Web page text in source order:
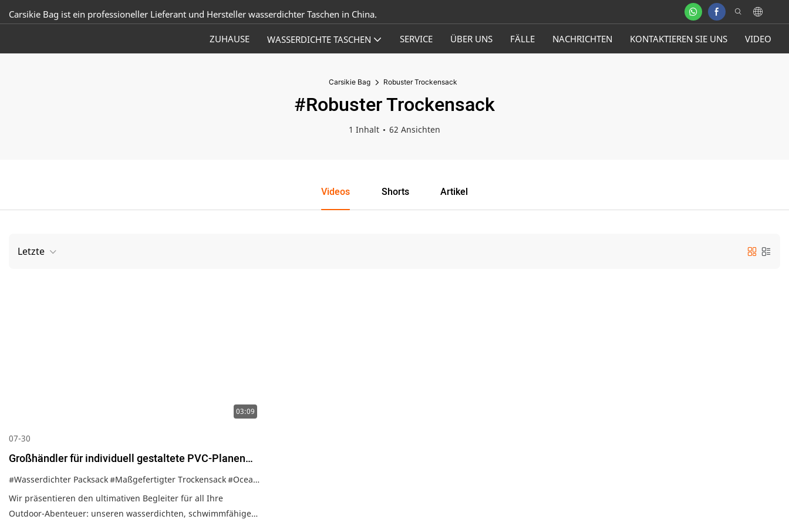
Carsikie Bag ist ein professioneller Lieferant und Hersteller wasserdichter Taschen in China.
ZUHAUSE WASSERDICHTE TASCHEN SERVICE ÜBER UNS FÄLLE NACHRICHTEN KONTAKTIEREN SIE UNS VIDEO
Carsikie Bag Robuster Trockensack
#Robuster Trockensack
1 Inhalt 62 Ansichten
Videos Shorts Artikel
Letzte
03:09
07-30
Großhändler für individuell gestaltete PVC-Planen
mit Logo für Outdoor-Aktivitäten wie Reisen, Reisen
und Sport. Wasserdichter Rollverschluss-Rucksack.
#Wasserdichter Packsack#Maßgefertigter Trockensack#Ocean Pack Trockentasche
Wir präsentieren den ultimativen Begleiter für all Ihre
Outdoor-Abenteuer: unseren wasserdichten, schwimmfähigen